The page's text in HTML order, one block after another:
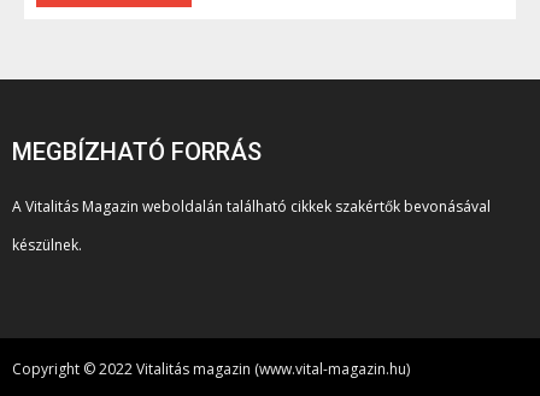
MEGBÍZHATÓ FORRÁS
A Vitalitás Magazin weboldalán található cikkek szakértők bevonásával
készülnek.
Copyright © 2022 Vitalitás magazin (www.vital-magazin.hu)